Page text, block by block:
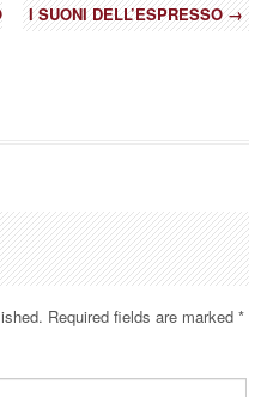
I SUONI DELL’ESPRESSO→
Required fields are marked *